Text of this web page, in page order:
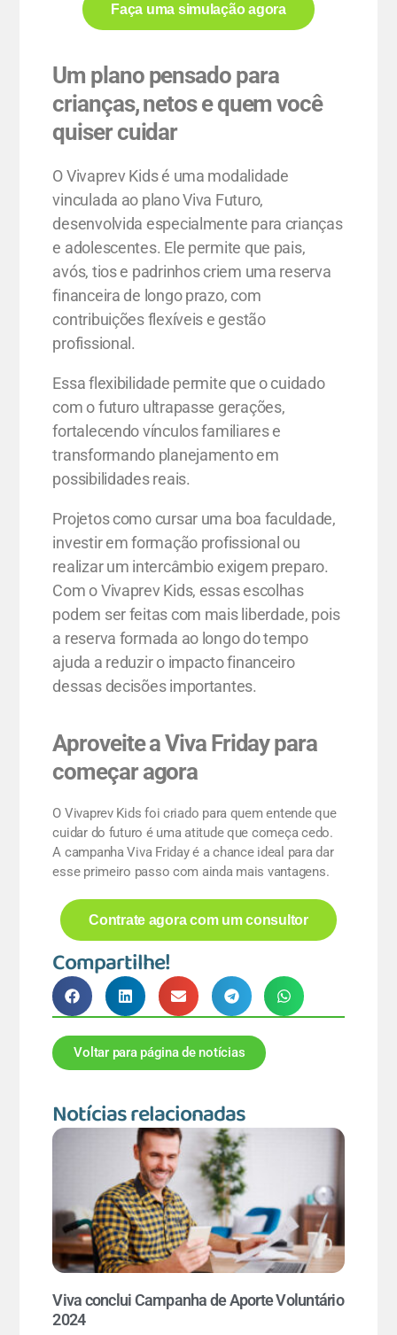
Faça uma simulação agora
Um plano pensado para
crianças, netos e quem você
quiser cuidar
O Vivaprev Kids é uma modalidade
vinculada ao plano Viva Futuro,
desenvolvida especialmente para crianças
e adolescentes. Ele permite que pais,
avós, tios e padrinhos criem uma reserva
financeira de longo prazo, com
contribuições flexíveis e gestão
profissional.
Essa flexibilidade permite que o cuidado
com o futuro ultrapasse gerações,
fortalecendo vínculos familiares e
transformando planejamento em
possibilidades reais.
Projetos como cursar uma boa faculdade,
investir em formação profissional ou
realizar um intercâmbio exigem preparo.
Com o Vivaprev Kids, essas escolhas
podem ser feitas com mais liberdade, pois
a reserva formada ao longo do tempo
ajuda a reduzir o impacto financeiro
dessas decisões importantes.
Aproveite a Viva Friday para
começar agora
O Vivaprev Kids foi criado para quem entende que
cuidar do futuro é uma atitude que começa cedo.
A campanha Viva Friday é a chance ideal para dar
esse primeiro passo com ainda mais vantagens.
Contrate agora com um consultor
Compartilhe!
Voltar para página de notícias
Notícias relacionadas
Viva conclui Campanha de Aporte Voluntário
2024